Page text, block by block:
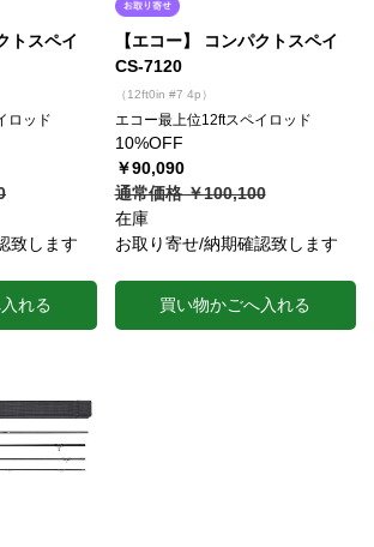
トスペイ
ロッド
致します
れる
【エコー】 コンパクトスペイ
CS-7120
（12ft0in #7 4p）
エコー最上位12ftスペイロッド
10%OFF
￥90,090
通常価格 ￥100,100
在庫
お取り寄せ/納期確認致します
買い物かごへ入れる